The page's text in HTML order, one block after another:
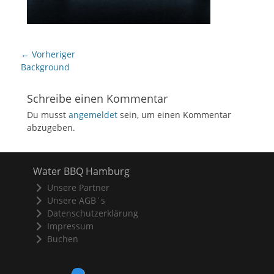
Beitragsnavigation
← Vorheriger
Vorheriger
Background
Schreibe einen Kommentar
Du musst angemeldet sein, um einen Kommentar
abzugeben.
Water BBQ Hamburg
Unsere Partner
Unsere AGB´s
Datenschutzerklärung
Impressum
Buchen